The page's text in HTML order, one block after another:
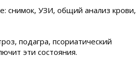
снимок, УЗИ, общий анализ крови,
подагра, псориатический
эти состояния.